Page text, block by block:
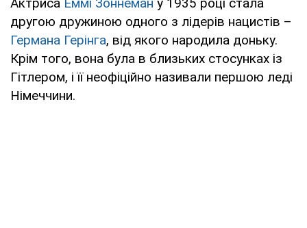
Актриса Еммі Зоннеман у 1935 році стала
другою дружиною одного з лідерів нацистів –
Германа Герінга, від якого народила доньку.
Крім того, вона була в близьких стосунках із
Гітлером, і її неофіційно називали першою леді
Німеччини.